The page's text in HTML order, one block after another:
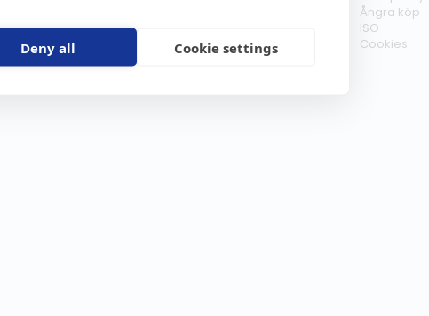
Deny all Cookie settings
Åkgräsklippare
Moped
Vattenskoter
Ångra köp
ISO
Cookies